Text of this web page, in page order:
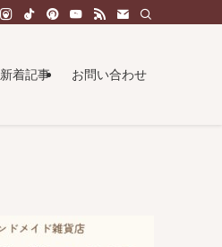
新着記事 お問い合わせ